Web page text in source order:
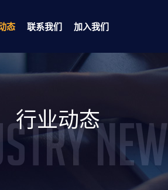
态 联系我们 加入我们
行业动态